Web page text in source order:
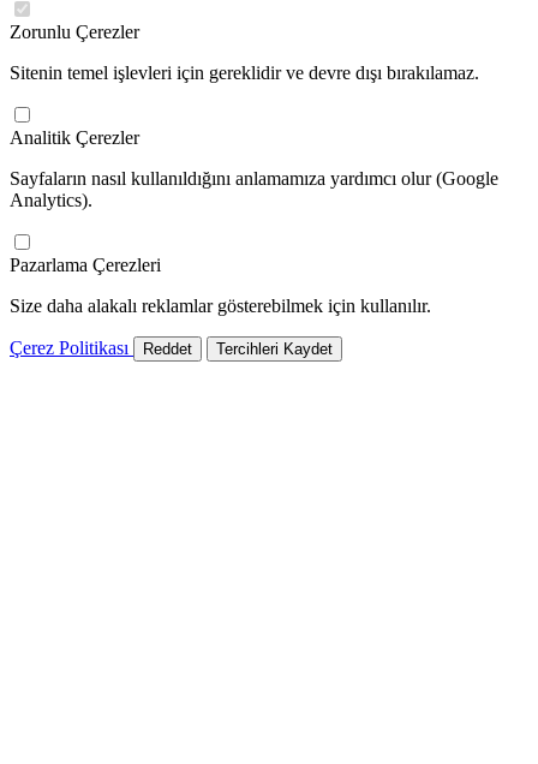
Zorunlu Çerezler
Sitenin temel işlevleri için gereklidir ve devre dışı bırakılamaz.
Analitik Çerezler
Sayfaların nasıl kullanıldığını anlamamıza yardımcı olur (Google
Analytics).
Pazarlama Çerezleri
Size daha alakalı reklamlar gösterebilmek için kullanılır.
Çerez Politikası Reddet Tercihleri Kaydet